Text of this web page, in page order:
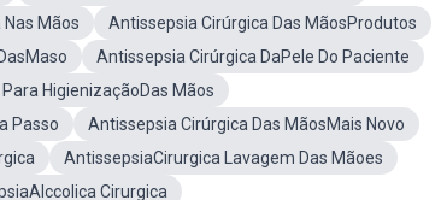
Mãos
Antissepsia Cirúrgica Das MãosProdutos
Antissepsia Cirúrgica DaPele Do Paciente
HigienizaçãoDas Mãos
Passo
Antissepsia Cirúrgica Das MãosMais Novo
AntissepsiaCirurgica Lavagem Das Mãoes
Cirurgica